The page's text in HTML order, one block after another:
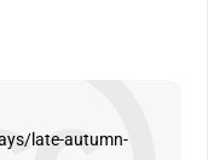
late-autumn-